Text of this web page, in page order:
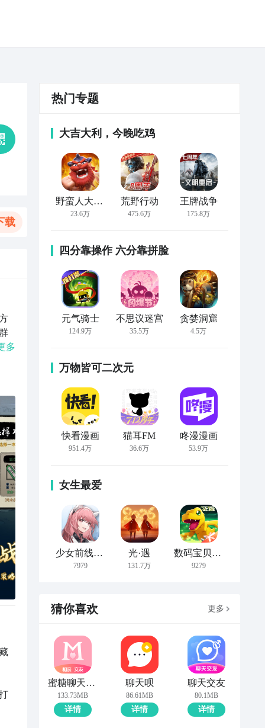
载
多
热门专题
大吉大利，今晚吃鸡
野蛮人大作战
23.6万
荒野行动
475.6万
王牌战争
175.8万
四分靠操作 六分靠拼脸
元气骑士
124.9万
不思议迷宫
35.5万
贪婪洞窟
4.5万
万物皆可二次元
快看漫画
951.4万
猫耳FM
36.6万
咚漫漫画
53.9万
女生最爱
少女前线：云图计划
7979
光·遇
131.7万
数码宝贝：新世纪
9279
猜你喜欢 更多
蜜糖聊天交友
133.73MB
详情
聊天呗
86.61MB
详情
聊天交友
80.1MB
详情